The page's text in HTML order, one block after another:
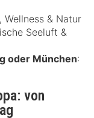
Wellness & Natur
Seeluft &
oder München:
von